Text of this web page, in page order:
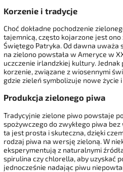
Korzenie i tradycje
Choć dokładne pochodzenie
tajemnicą, często kojarzone jest ono
Świętego Patryka. Od dawna
na zielono powstała w Ameryce w
uczczenie irlandzkiej kultury. Jednak
korzenie, związane z wiosennymi
gdzie zieleń symbolizuje nowe życie
Produkcja zielonego piwa
Tradycyjnie zielone piwo powstaje
spożywczego do zwykłego piwa
ta jest prosta i skuteczna, dzięki
rodzaj piwa na wersję zieloną. W
eksperymentują z naturalnymi
spirulina czy chlorella, aby uzyskać
jednocześnie nadając piwu